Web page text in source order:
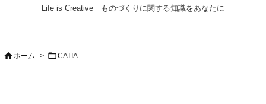
Life is Creative ものづくりに関する知識をあなたに

ホーム > CATIA